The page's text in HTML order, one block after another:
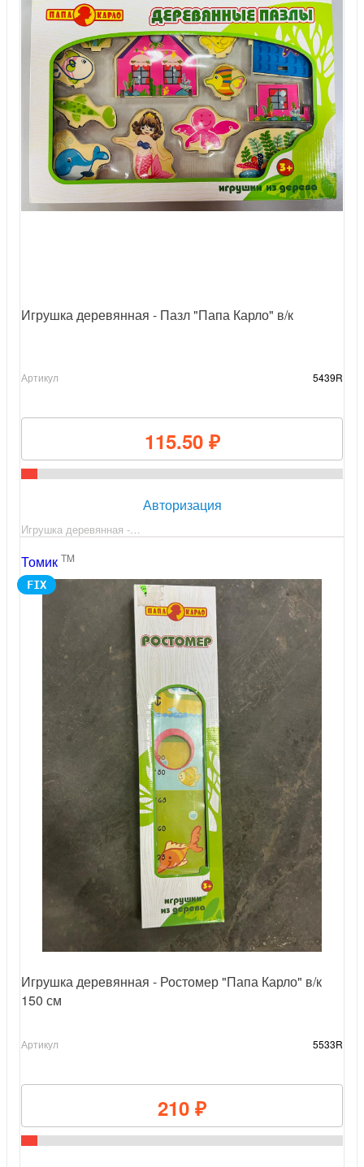
Игрушка деревянная - Пазл "Папа Карло" в/к
Артикул 5439R
115.50 ₽
Авторизация
Игрушка деревянная -…
Томик TM
FIX
Игрушка деревянная - Ростомер "Папа Карло" в/к
150 см
Артикул 5533R
210 ₽